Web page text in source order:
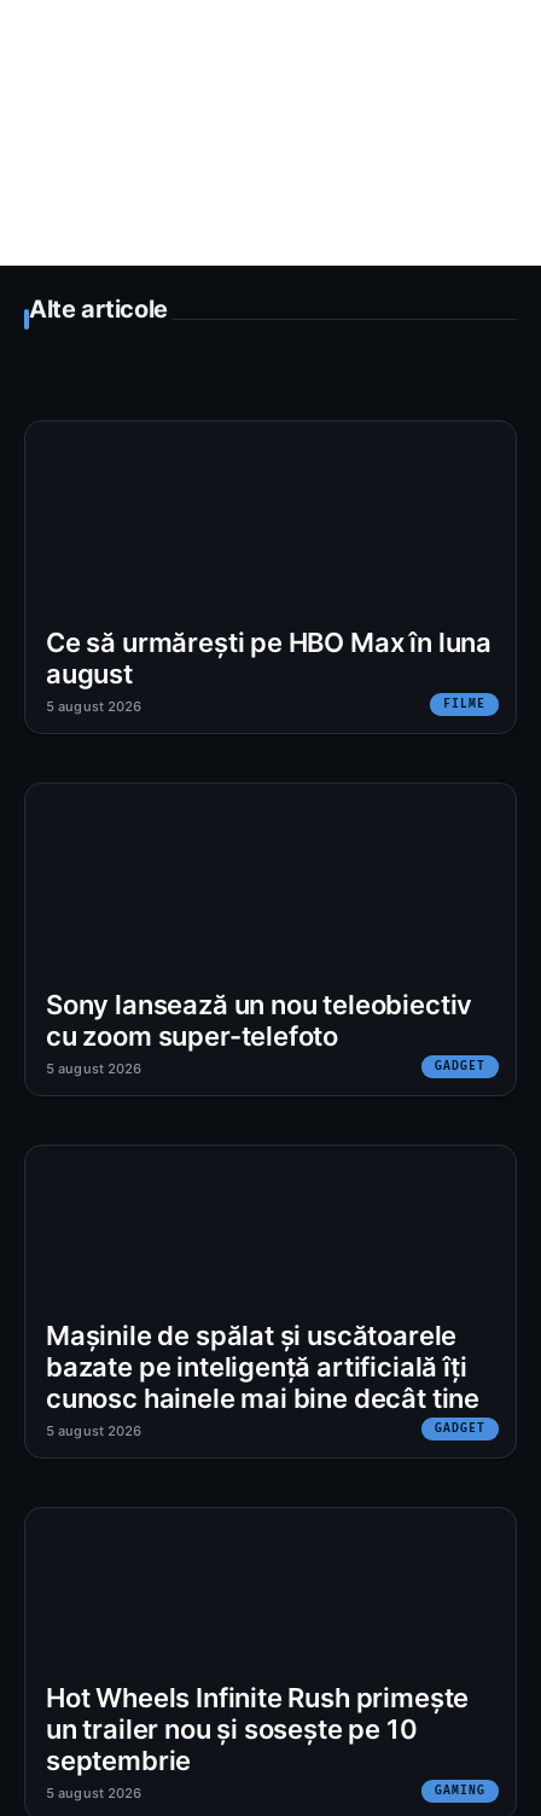
Alte articole
Ce să urmărești pe HBO Max în luna
august
FILME
5 august 2026
Sony lansează un nou teleobiectiv
cu zoom super-telefoto
GADGET
5 august 2026
Mașinile de spălat și uscătoarele
bazate pe inteligență artificială îți
cunosc hainele mai bine decât tine
GADGET
5 august 2026
Hot Wheels Infinite Rush primește
un trailer nou și sosește pe 10
septembrie
GAMING
5 august 2026